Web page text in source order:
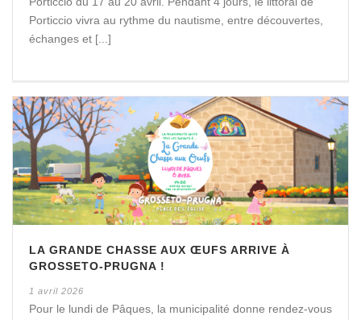
Porticcio vivra au rythme du nautisme, entre découvertes,
échanges et [...]
LA GRANDE CHASSE AUX ŒUFS ARRIVE À
GROSSETO-PRUGNA !
1 avril 2026
Pour le lundi de Pâques, la municipalité donne rendez-vous